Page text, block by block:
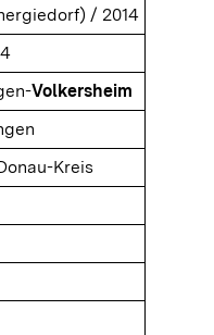
/ 2014
Volkersheim
Kreis